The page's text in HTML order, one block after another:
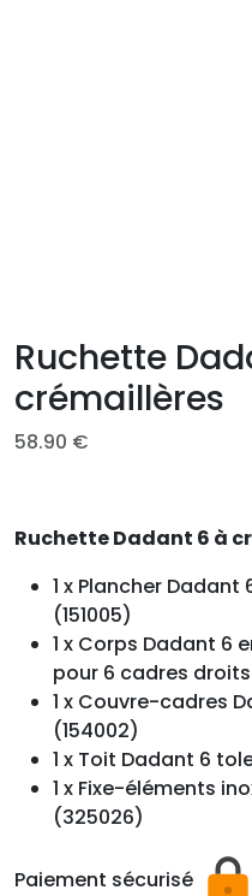
Ruchette
crémaillères
58.90 €
Ruchette Dadant 6 à
1 x Plancher
(151005)
1 x Corps Dadant 6
pour 6 cadres
1 x Couvre-cadres
(154002)
1 x Toit Dadant 6
1 x Fixe-éléments
(325026)
Paiement sécurisé